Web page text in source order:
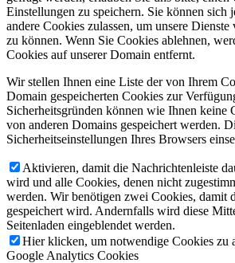
Einstellungen zu speichern. Sie können sich
andere Cookies zulassen, um unsere
zu können. Wenn Sie Cookies ablehnen,
Cookies auf unserer Domain entfernt.
Wir stellen Ihnen eine Liste der von Ihrem
Domain gespeicherten Cookies zur
Sicherheitsgründen können wie Ihnen keine
von anderen Domains gespeichert werden.
Sicherheitseinstellungen Ihres Browsers
Aktivieren, damit die Nachrichtenleiste
wird und alle Cookies, denen nicht
werden. Wir benötigen zwei Cookies, damit
gespeichert wird. Andernfalls wird diese
Seitenladen eingeblendet werden.
Hier klicken, um notwendige Cookies zu
Google Analytics Cookies